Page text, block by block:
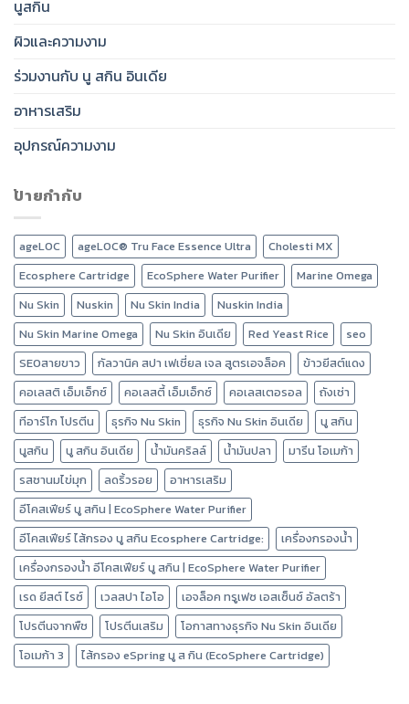
นูสกิน
ผิวและความงาม
ร่วมงานกับ นู สกิน อินเดีย
อาหารเสริม
อุปกรณ์ความงาม
ป้ายกำกับ
ageLOC ageLOC® Tru Face Essence Ultra
Cholesti MX
Ecosphere Cartridge
EcoSphere Water Purifier
Marine Omega
Nu Skin
Nuskin Nu Skin India
Nuskin India
Nu Skin Marine Omega
Nu Skin อินเดีย Red Yeast Rice
seo
SEOสายขาว
กัลวานิค สปา เฟเชี่ยล เจล สูตรเอจล็อค
ข้าวยีสต์แดง
คอเลสติ เอ็มเอ็กซ์
คอเลสตี้ เอ็มเอ็กซ์ คอเลสเตอรอล
ถังเช่า
ทีอาร์โก โปรตีน
ธุรกิจ Nu Skin ธุรกิจ Nu Skin อินเดีย
นู สกิน
นูสกิน
นู สกิน อินเดีย น้ำมันคริลล์ น้ำมันปลา
มารีน โอเมก้า
รสชานมไข่มุก
ลดริ้วรอย
อาหารเสริม
อีโคสเฟียร์ นู สกิน | EcoSphere Water Purifier
อีโคสเฟียร์ ไส้กรอง นู สกิน Ecosphere Cartridge:
เครื่องกรองน้ำ
เครื่องกรองน้ำ อีโคสเฟียร์ นู สกิน | EcoSphere Water Purifier
เรด ยีสต์ ไรซ์
เวลสปา ไอโอ
เอจล็อค ทรูเฟซ เอสเซ็นซ์ อัลตร้า
โปรตีนจากพืช
โปรตีนเสริม
โอกาสทางธุรกิจ Nu Skin อินเดีย
โอเมก้า 3
ไส้กรอง eSpring นู ส กิน (EcoSphere Cartridge)